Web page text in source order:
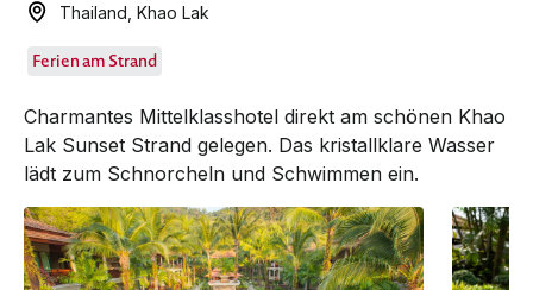
Thailand ,Khao Lak
Ferien am Strand
Charmantes Mittelklasshotel direkt am schönen Khao
Lak Sunset Strand gelegen. Das kristallklare Wasser
lädt zum Schnorcheln und Schwimmen ein.